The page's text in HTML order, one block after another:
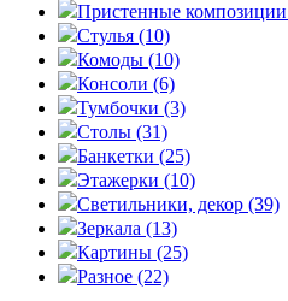
Пристенные композиции
Стулья (10)
Комоды (10)
Консоли (6)
Тумбочки (3)
Столы (31)
Банкетки (25)
Этажерки (10)
Светильники, декор (39)
Зеркала (13)
Картины (25)
Разное (22)